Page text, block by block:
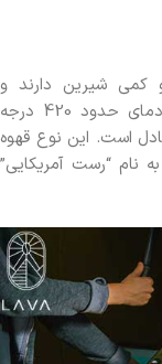
شیرین دارند و
اسیدیته آن‌ها نیز ملایم است. این قهوه‌ها در دمای حدود 420 درجه
است. این نوع قهوه
نام “رست آمریکایی”